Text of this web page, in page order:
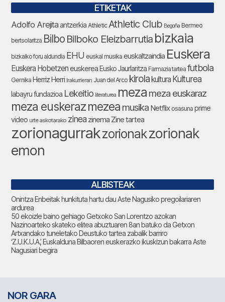
ETIKETAK
Adolfo Arejitaantzerkia Athletic Athletic Club Begoña Bermeo
bertsolaritza Bilbo Bilboko Eleizbarrutia bizkaia
bizkaiko foru aldundia EHU euskal musika euskaltzaindia Euskera
Euskera Hobetzeneuskerea Eusko Jaurlaritza Farmazia tartea futbola
Gernika Herriz Herri Irakurrieran Juan del Arco kirolakultura Kulturea
labayru fundazioa Lekeitio literaturea meza meza euskaraz
meza euskerazmezea musika Netflix osasuna prime
video urte askotarako zinea zinema Zine tartea
zorionagurrakzorionakzorionak
emon
ALBISTEAK
Onintza Enbeitak hunkituta hartu dau Aste Nagusiko pregoilariaren
ardurea
50 ekoizle baino gehiago Getxoko San Lorentzo azokan
Nazinoarteko skateko elitea abuztuaren 8an batuko da Getxon
Artxandako tuneletako Deustuko tartea zabalik barriro
‘Z.U.K.U.A.’, Euskalduna Bilbaoren euskerazko ikuskizun bakarra Aste
Nagusiari begira
NOR GARA